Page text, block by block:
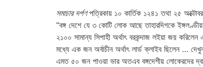
সমাচার দর্পণপত্রিকায় ১০ কার্তিক ১২৪১ তথা ২৫
“বঙ্গ দেশে যে ৩ কোটি লোক আছে তাহারদিগকে
২১০০ সামান্য সিপাহী অর্থাৎ বরকন্দাজ লইয়া জয়
মধ্যে এক জন অর্বাচীন অর্থাৎ লার্ড ক্লাইব ছিলেন …
এমত ৫০ জন পাওয়া ভার অতএব বঙ্গদেশীয় লোকেরদের